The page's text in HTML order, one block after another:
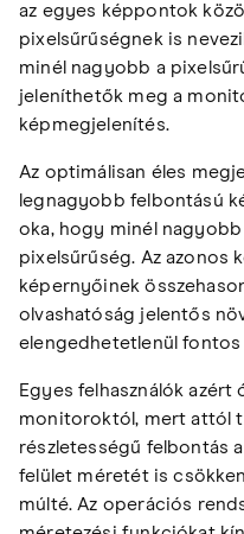
az egyes képpontok
pixelsűrűségnek is
minél nagyobb a
jeleníthetők meg a
képmegjelenítés.
Az optimálisan éles
legnagyobb felbontású
oka, hogy minél
pixelsűrűség. Az azonos
képernyőinek
olvashatóság jelentős
elengedhetetlenül fontos
Egyes felhasználók
monitoroktól, mert attól
részletességű felbontás
felület méretét is
múlté. Az operációs